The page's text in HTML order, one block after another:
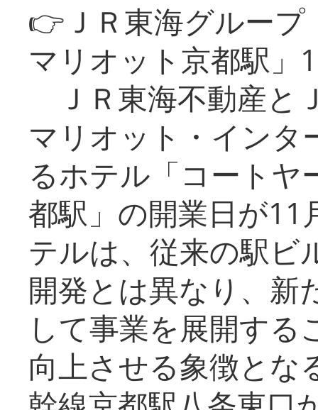
👉ＪＲ東海グルー
マリオット京都駅」
ＪＲ東海不動産と
マリオット・インタ
るホテル「コートヤ
都駅」の開業日が11
テルは、従来の駅ビ
開発とは異なり、新
して事業を展開する
向上させる象徴とな